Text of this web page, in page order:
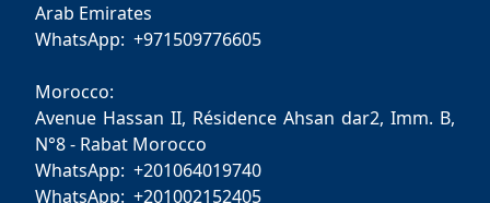
Arab Emirates
WhatsApp: +971509776605
Morocco:
Avenue Hassan II, Résidence Ahsan dar2, Imm. B,
N°8 - Rabat Morocco
WhatsApp: +201064019740
WhatsApp: +201002152405